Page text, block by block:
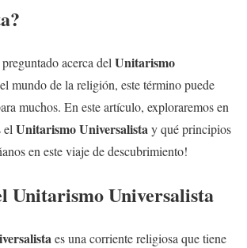
?
acerca del Unitarismo
mundo de la religión, este término puede
muchos. En este artículo, exploraremos en
el Unitarismo Universalistay qué principios
en este viaje de descubrimiento!
Unitarismo Universalista
es una corriente religiosa que tiene